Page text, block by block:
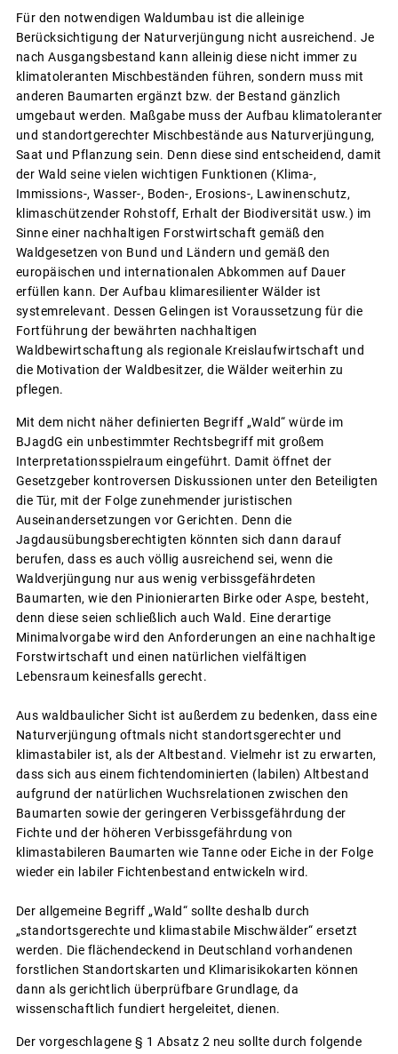
Für den notwendigen Waldumbau ist die alleinige
Berücksichtigung der Naturverjüngung nicht ausreichend. Je
nach Ausgangsbestand kann alleinig diese nicht immer zu
klimatoleranten Mischbeständen führen, sondern muss mit
anderen Baumarten ergänzt bzw. der Bestand gänzlich
umgebaut werden. Maßgabe muss der Aufbau klimatoleranter
und standortgerechter Mischbestände aus Naturverjüngung,
Saat und Pflanzung sein. Denn diese sind entscheidend, damit
der Wald seine vielen wichtigen Funktionen (Klima-,
Immissions-, Wasser-, Boden-, Erosions-, Lawinenschutz,
klimaschützender Rohstoff, Erhalt der Biodiversität usw.) im
Sinne einer nachhaltigen Forstwirtschaft gemäß den
Waldgesetzen von Bund und Ländern und gemäß den
europäischen und internationalen Abkommen auf Dauer
erfüllen kann. Der Aufbau klimaresilienter Wälder ist
systemrelevant. Dessen Gelingen ist Voraussetzung für die
Fortführung der bewährten nachhaltigen
Waldbewirtschaftung als regionale Kreislaufwirtschaft und
die Motivation der Waldbesitzer, die Wälder weiterhin zu
pflegen.
Mit dem nicht näher definierten Begriff „Wald“ würde im
BJagdG ein unbestimmter Rechtsbegriff mit großem
Interpretationsspielraum eingeführt. Damit öffnet der
Gesetzgeber kontroversen Diskussionen unter den Beteiligten
die Tür, mit der Folge zunehmender juristischen
Auseinandersetzungen vor Gerichten. Denn die
Jagdausübungsberechtigten könnten sich dann darauf
berufen, dass es auch völlig ausreichend sei, wenn die
Waldverjüngung nur aus wenig verbissgefährdeten
Baumarten, wie den Pinionierarten Birke oder Aspe, besteht,
denn diese seien schließlich auch Wald. Eine derartige
Minimalvorgabe wird den Anforderungen an eine nachhaltige
Forstwirtschaft und einen natürlichen vielfältigen
Lebensraum keinesfalls gerecht.
Aus waldbaulicher Sicht ist außerdem zu bedenken, dass eine
Naturverjüngung oftmals nicht standortsgerechter und
klimastabiler ist, als der Altbestand. Vielmehr ist zu erwarten,
dass sich aus einem fichtendominierten (labilen) Altbestand
aufgrund der natürlichen Wuchsrelationen zwischen den
Baumarten sowie der geringeren Verbissgefährdung der
Fichte und der höheren Verbissgefährdung von
klimastabileren Baumarten wie Tanne oder Eiche in der Folge
wieder ein labiler Fichtenbestand entwickeln wird.
Der allgemeine Begriff „Wald“ sollte deshalb durch
„standortsgerechte und klimastabile Mischwälder“ ersetzt
werden. Die flächendeckend in Deutschland vorhandenen
forstlichen Standortskarten und Klimarisikokarten können
dann als gerichtlich überprüfbare Grundlage, da
wissenschaftlich fundiert hergeleitet, dienen.
Der vorgeschlagene § 1 Absatz 2 neu sollte durch folgende